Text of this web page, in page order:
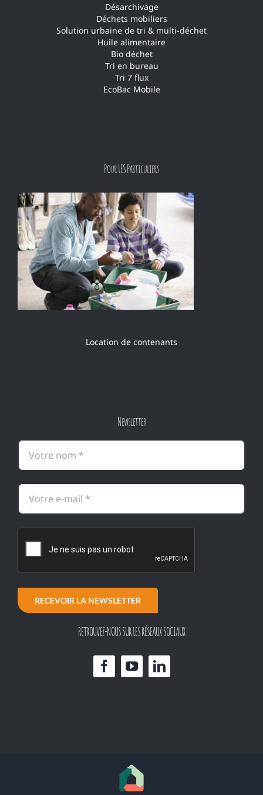
Désarchivage
Déchets mobiliers
Solution urbaine de tri & multi-déchet
Huile alimentaire
Bio déchet
Tri en bureau
Tri 7 flux
EcoBac Mobile
Pour LES Particuliers
Location de contenants
Newsletter
RECEVOIR LA NEWSLETTER
RETROUVEZ-NOUS SUR LES RÉSEAUX SOCIAUX